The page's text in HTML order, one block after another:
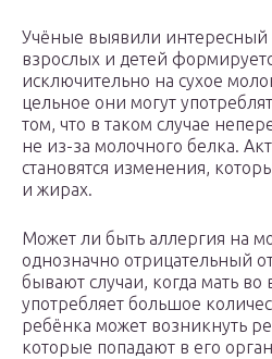
Учёные выявили интересный
взрослых и детей
исключительно на сухое
цельное они могут
том, что в таком случае
не из-за молочного белка.
становятся изменения,
и жирах.
Может ли быть аллергия на
однозначно отрицательный
бывают случаи, когда мать
употребляет большое
ребёнка может возникнуть
которые попадают в его